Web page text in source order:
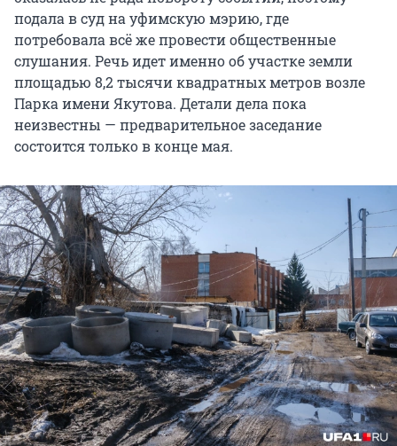
подала в суд на уфимскую мэрию, где
потребовала всё же провести общественные
слушания. Речь идет именно об участке земли
площадью 8,2 тысячи квадратных метров возле
Парка имени Якутова. Детали дела пока
неизвестны — предварительное заседание
состоится только в конце мая.